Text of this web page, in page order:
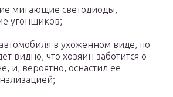
мигающие светодиоды,
угонщиков;
в ухоженном виде, по
видно, что хозяин заботится о
и, вероятно, оснастил ее